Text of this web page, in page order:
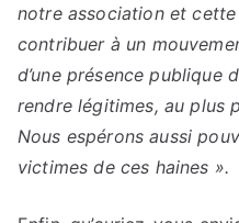
notre association et
contribuer à un
d’une présence publique
rendre légitimes, au plus
Nous espérons aussi
victimes de ces haines ».